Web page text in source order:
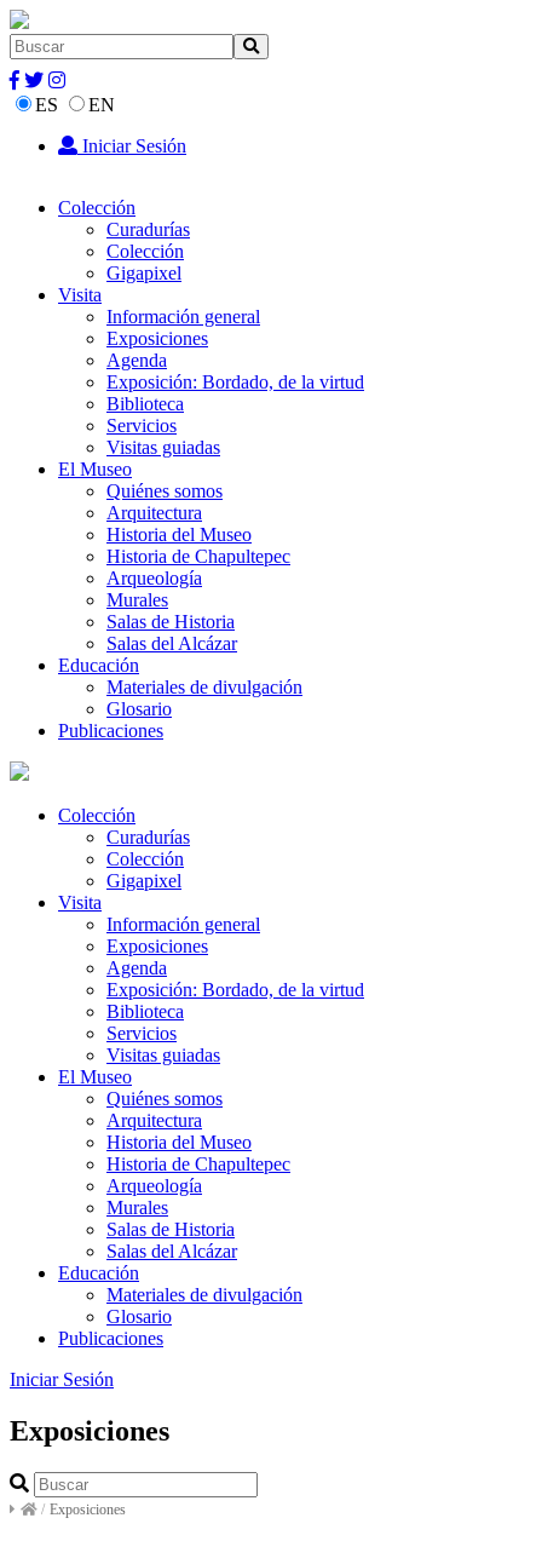
ES
EN
Iniciar Sesión
Colección
Curadurías
Colección
Gigapixel
Visita
Información general
Exposiciones
Agenda
Exposición: Bordado, de la virtud
Biblioteca
Servicios
Visitas guiadas
El Museo
Quiénes somos
Arquitectura
Historia del Museo
Historia de Chapultepec
Arqueología
Murales
Salas de Historia
Salas del Alcázar
Educación
Materiales de divulgación
Glosario
Publicaciones
Colección
Curadurías
Colección
Gigapixel
Visita
Información general
Exposiciones
Agenda
Exposición: Bordado, de la virtud
Biblioteca
Servicios
Visitas guiadas
El Museo
Quiénes somos
Arquitectura
Historia del Museo
Historia de Chapultepec
Arqueología
Murales
Salas de Historia
Salas del Alcázar
Educación
Materiales de divulgación
Glosario
Publicaciones
Iniciar Sesión
Exposiciones
/ Exposiciones